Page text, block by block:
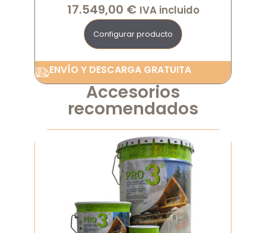
17.549,00 € IVA incluido
Configurar producto
ENVÍO Y DESCARGA GRATUITA
Accesorios
recomendados